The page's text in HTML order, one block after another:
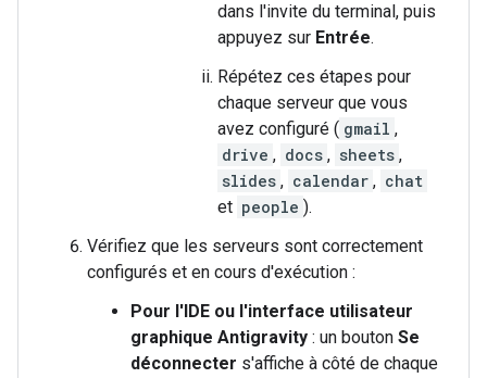
dans l'invite du terminal, puis
appuyez sur Entrée.
Répétez ces étapes pour
chaque serveur que vous
avez configuré ( gmail ,
drive , docs , sheets ,
slides , calendar , chat
et people ).
Vérifiez que les serveurs sont correctement
configurés et en cours d'exécution :
Pour l'IDE ou l'interface utilisateur
graphique Antigravity : un bouton Se
déconnecter s'affiche à côté de chaque